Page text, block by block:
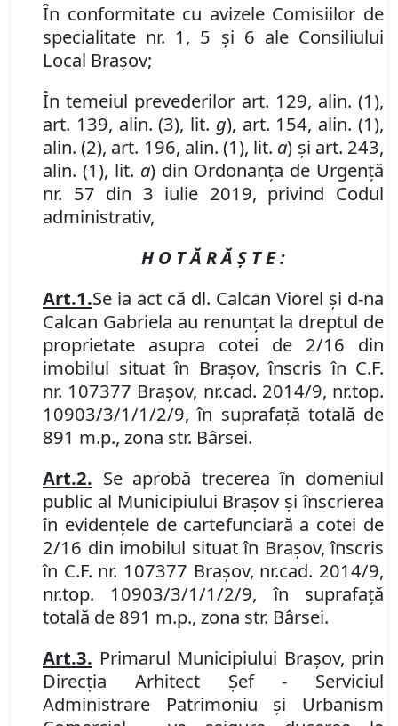
În conformitate cu avizele Comisiilor de
specialitate nr. 1, 5 și 6 ale Consiliului
Local Brașov;
În temeiul prevederilor art. 129, alin. (1),
art. 139, alin.(3), lit. g), art. 154, alin. (1),
alin. (2), art. 196, alin. (1), lit. a) și art. 243,
alin. (1), lit. a) din Ordonanța de Urgență
nr. 57 din 3 iulie 2019, privind Codul
administrativ,
H O T Ă R Ă Ş T E :
Art.1.Se ia act că dl. Calcan Viorel și d-na
Calcan Gabriela au renunțat la dreptul de
proprietate asupra cotei de 2/16 din
imobilul situat în Brașov, înscris în C.F.
nr. 107377 Brașov, nr.cad. 2014/9, nr.top.
10903/3/1/1/2/9, în suprafață totală de
891 m.p., zona str. Bârsei.
Art.2. Se aprobă trecerea în domeniul
public al Municipiului Braşov şi înscrierea
în evidenţele de cartefunciară a cotei de
2/16 din imobilul situat în Brașov, înscris
în C.F. nr. 107377 Brașov, nr.cad. 2014/9,
nr.top. 10903/3/1/1/2/9, în suprafață
totală de 891 m.p., zona str. Bârsei.
Art.3. Primarul Municipiului Braşov, prin
Direcţia Arhitect Şef - Serviciul
Administrare Patrimoniu şi Urbanism